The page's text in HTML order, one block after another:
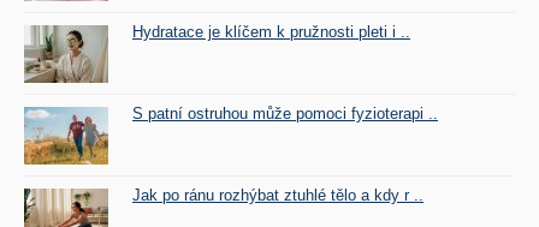
Hydratace je klíčem k pružnosti pleti i ..
S patní ostruhou může pomoci fyzioterapi ..
Jak po ránu rozhýbat ztuhlé tělo a kdy r ..